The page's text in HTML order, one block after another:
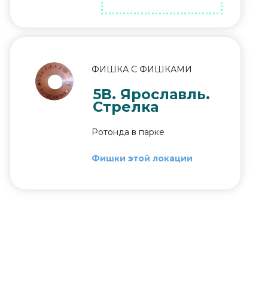
ФИШКА С ФИШКАМИ
5В. Ярославль.
Стрелка
Ротонда в парке
Фишки этой локации